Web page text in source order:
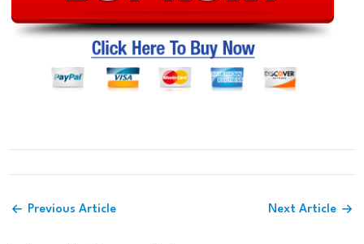
Previous Article Next Article